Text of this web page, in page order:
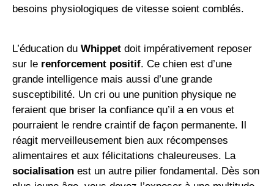
besoins physiologiques de vitesse soient comblés.
L’éducation du Whippet doit impérativement reposer
sur le renforcement positif. Ce chien est d’une
grande intelligence mais aussi d’une grande
susceptibilité. Un cri ou une punition physique ne
feraient que briser la confiance qu’il a en vous et
pourraient le rendre craintif de façon permanente. Il
réagit merveilleusement bien aux récompenses
alimentaires et aux félicitations chaleureuses. La
socialisation est un autre pilier fondamental. Dès son